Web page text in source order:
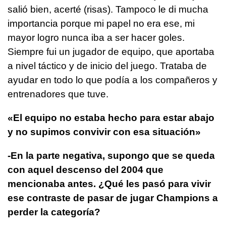
salió bien, acerté (risas). Tampoco le di mucha
importancia porque mi papel no era ese, mi
mayor logro nunca iba a ser hacer goles.
Siempre fui un jugador de equipo, que aportaba
a nivel táctico y de inicio del juego. Trataba de
ayudar en todo lo que podía a los compañeros y
entrenadores que tuve.
«El equipo no estaba hecho para estar abajo
y no supimos convivir con esa situación»
-En la parte negativa, supongo que se queda
con aquel descenso del 2004 que
mencionaba antes. ¿Qué les pasó para vivir
ese contraste de pasar de jugar Champions a
perder la categoría?